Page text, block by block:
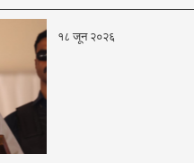
१८ जून २०२६